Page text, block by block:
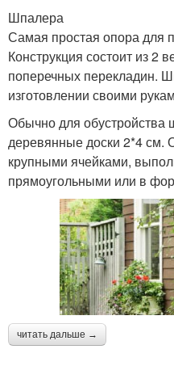
Шпалера
Самая простая опора для
Конструкция состоит из 2
поперечных перекладин.
изготовлении своими
Обычно для
деревянные доски 2*4 см.
крупными ячейками,
прямоугольными или в
читать дальше →